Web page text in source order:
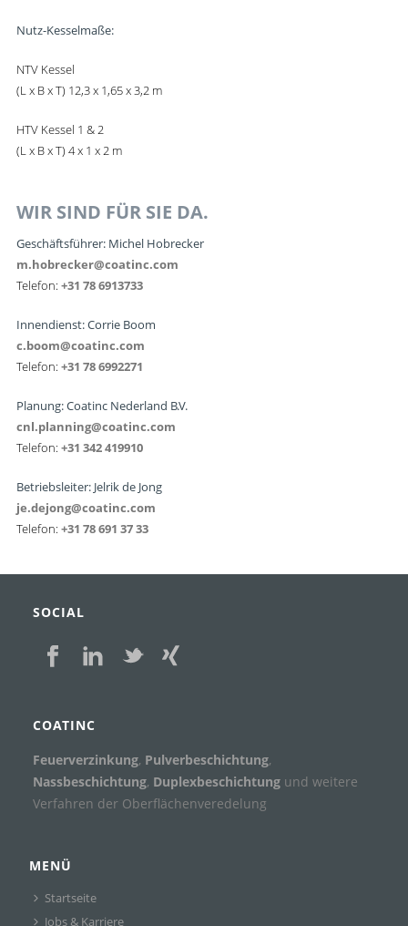
Nutz-Kesselmaße:
NTV Kessel
(L x B x T) 12,3 x 1,65 x 3,2 m
HTV Kessel 1 & 2
(L x B x T) 4 x 1 x 2 m
WIR SIND FÜR SIE DA.
Geschäftsführer: Michel Hobrecker
m.hobrecker@coatinc.com
Telefon: +31 78 6913733
Innendienst: Corrie Boom
c.boom@coatinc.com
Telefon: +31 78 6992271
Planung: Coatinc Nederland B.V.
cnl.planning@coatinc.com
Telefon: +31 342 419910
Betriebsleiter: Jelrik de Jong
je.dejong@coatinc.com
Telefon: +31 78 691 37 33
SOCIAL
COATINC
Feuerverzinkung, Pulverbeschichtung,
Nassbeschichtung, Duplexbeschichtungund weitere
Verfahren der Oberflächenveredelung
MENÜ
Startseite
Jobs & Karriere